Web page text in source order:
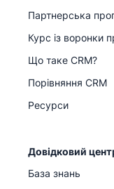
Партнерська
Курс із воронки
Що таке CRM?
Порівняння CRM
Ресурси
Довідковий
База знань